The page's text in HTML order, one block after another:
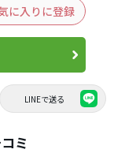
に入りに登録
LINEで送る
ミ